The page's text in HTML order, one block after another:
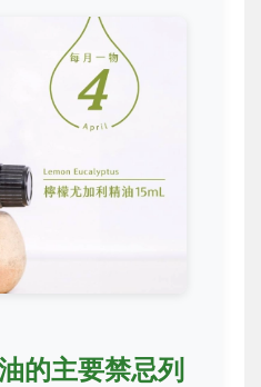
的主要禁忌列